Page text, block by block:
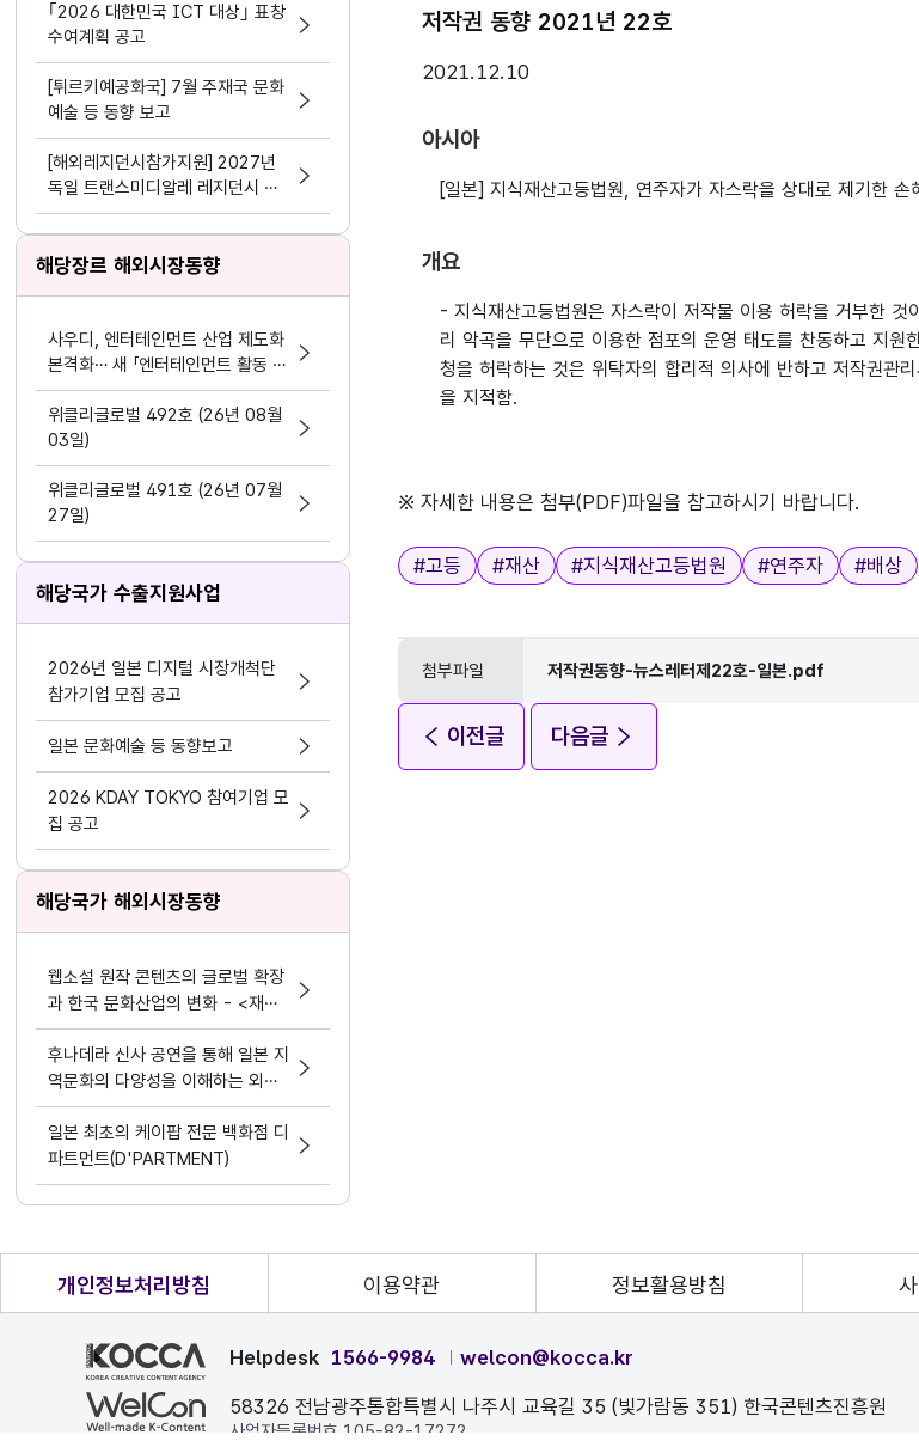
｢2026 대한민국 ICT 대상｣ 표창
수여계획 공고
[튀르키예공화국] 7월 주재국 문화
예술 등 동향 보고
[해외레지던시참가지원] 2027년
독일 트랜스미디알레 레지던시 참
가
해당장르 해외시장동향
사우디, 엔터테인먼트 산업 제도화
본격화… 새 「엔터테인먼트 활동 및
지원 활동법」 제정
위클리글로벌 492호 (26년 08월
03일)
위클리글로벌 491호 (26년 07월
27일)
해당국가 수출지원사업
2026년 일본 디지털 시장개척단
참가기업 모집 공고
일본 문화예술 등 동향보고
2026 KDAY TOKYO 참여기업 모
집 공고
해당국가 해외시장동향
웹소설 원작 콘텐츠의 글로벌 확장
과 한국 문화산업의 변화 - <재혼
황후> 실사화 드라마
후나데라 신사 공연을 통해 일본 지
역문화의 다양성을 이해하는 외국
인 유학생들
일본 최초의 케이팝 전문 백화점 디
파트먼트(D'PARTMENT)
저작권 동향 2021년 22호
2021.12.10
아시아
[일본] 지식재산고등법원, 연주자가 자스락을 상대로 제기한 손
개요
- 지식재산고등법원은 자스락이 저작물 이용 허락을 거부한 것
리 악곡을 무단으로 이용한 점포의 운영 태도를 찬동하고 지원
청을 허락하는 것은 위탁자의 합리적 의사에 반하고 저작권관
을 지적함.
※ 자세한 내용은 첨부(PDF)파일을 참고하시기 바랍니다.
태그
#고등 #재산 #지식재산고등법원 #연주자 #배상
첨부파일 저작권동향-뉴스레터제22호-일본.pdf
이전글 다음글
개인정보처리방침 이용약관 정보활용방침
Helpdesk 1566-9984 welcon@kocca.kr
58326 전남광주통합특별시 나주시 교육길 35 (빛가람동 351) 한국콘텐츠진흥원
사업자등록번호 105-82-17272